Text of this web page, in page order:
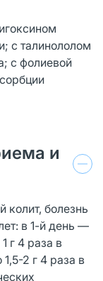
с талинололом
с фолиевой
и
колит, болезнь
в 1-й день —
г 4 раза в
2 г 4 раза в